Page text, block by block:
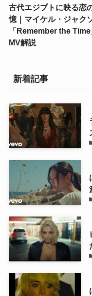
古代エジプトに映る恋
憶｜マイケル・ジャク
「Remember the Time
MV解説
新着記事